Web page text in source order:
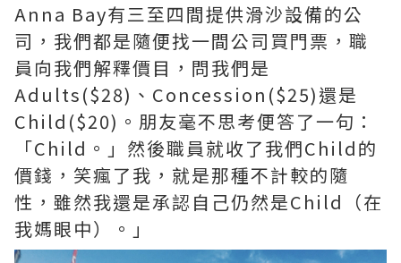
Anna Bay有三至四間提供滑沙設備的公
司，我們都是隨便找一間公司買門票，職
員向我們解釋價目，問我們是
Adults($28)、Concession($25)還是
Child($20)。朋友毫不思考便答了一句：
「Child。」然後職員就收了我們Child的
價錢，笑瘋了我，就是那種不計較的隨
性，雖然我還是承認自己仍然是Child（在
我媽眼中）。」